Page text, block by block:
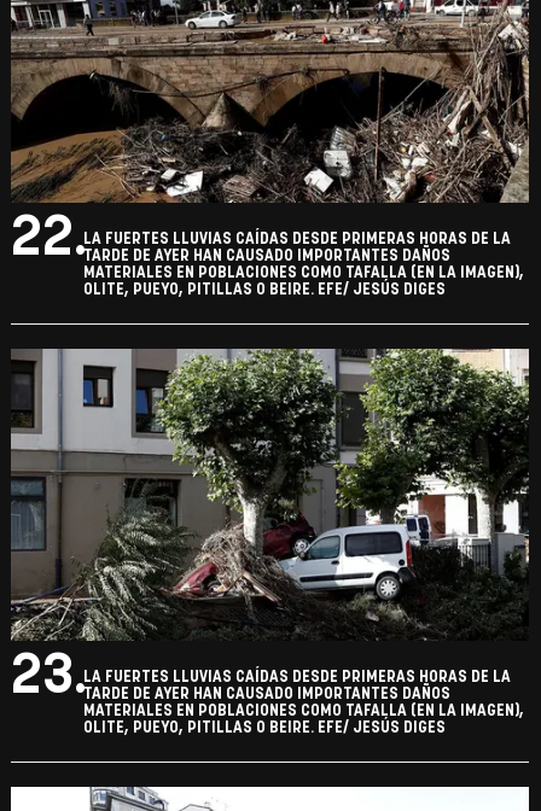
22.LA FUERTES LLUVIAS CAÍDAS DESDE PRIMERAS HORAS DE LA
TARDE DE AYER HAN CAUSADO IMPORTANTES DAÑOS
MATERIALES EN POBLACIONES COMO TAFALLA (EN LA IMAGEN),
OLITE, PUEYO, PITILLAS O BEIRE. EFE/ JESÚS DIGES
23.LA FUERTES LLUVIAS CAÍDAS DESDE PRIMERAS HORAS DE LA
TARDE DE AYER HAN CAUSADO IMPORTANTES DAÑOS
MATERIALES EN POBLACIONES COMO TAFALLA (EN LA IMAGEN),
OLITE, PUEYO, PITILLAS O BEIRE. EFE/ JESÚS DIGES